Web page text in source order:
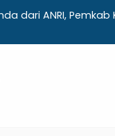
Lengkap Agenda